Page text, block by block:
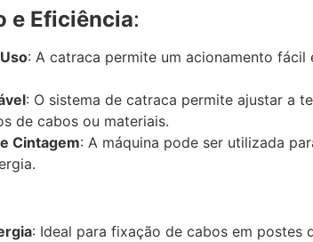
e Eficiência:
: A catraca permite um acionamento
: O sistema de catraca permite ajustar a
de cabos ou materiais.
Cintagem: A máquina pode ser utilizada
: Ideal para fixação de cabos em postes